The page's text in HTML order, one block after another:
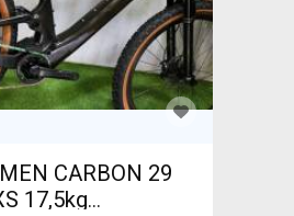
CARBON 29
17,5kg